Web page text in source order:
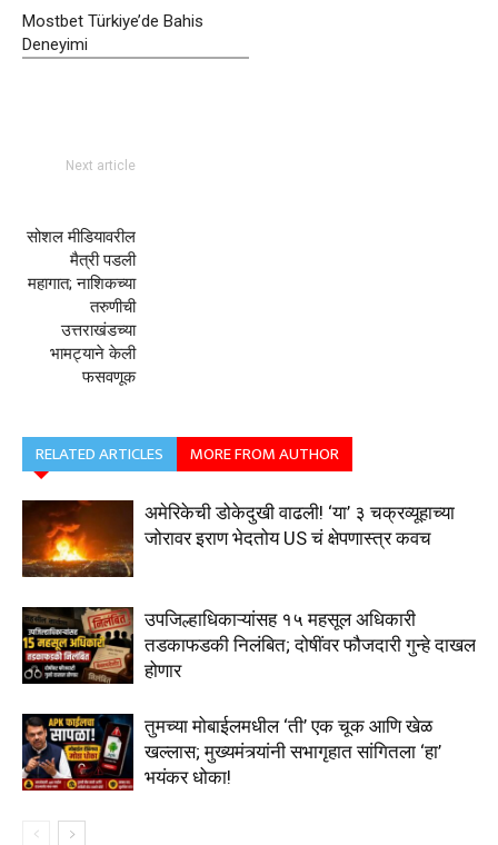
Mostbet Türkiye’de Bahis
Deneyimi
Next article
सोशल मीडियावरील
मैत्री पडली
महागात; नाशिकच्या
तरुणीची
उत्तराखंडच्या
भामट्याने केली
फसवणूक
RELATED ARTICLES MORE FROM AUTHOR
अमेरिकेची डोकेदुखी वाढली! ‘या’ ३ चक्रव्यूहाच्या
जोरावर इराण भेदतोय US चं क्षेपणास्त्र कवच
उपजिल्हाधिकाऱ्यांसह १५ महसूल अधिकारी
तडकाफडकी निलंबित; दोषींवर फौजदारी गुन्हे दाखल
होणार
तुमच्या मोबाईलमधील ‘ती’ एक चूक आणि खेळ
खल्लास; मुख्यमंत्र्यांनी सभागृहात सांगितला ‘हा’
भयंकर धोका!